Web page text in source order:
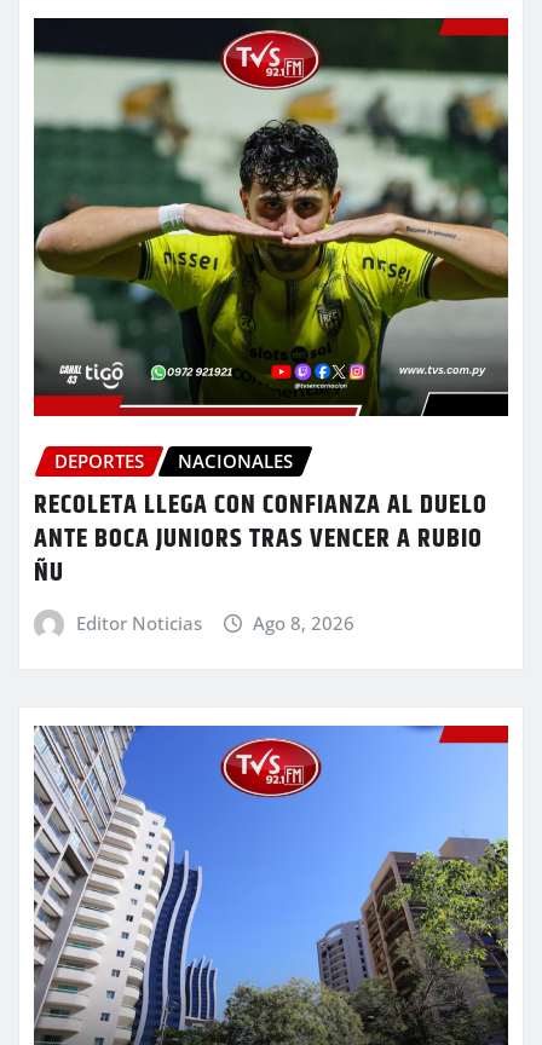
DEPORTES NACIONALES
RECOLETA LLEGA CON CONFIANZA AL DUELO
ANTE BOCA JUNIORS TRAS VENCER A RUBIO
ÑU
Editor Noticias Ago 8, 2026